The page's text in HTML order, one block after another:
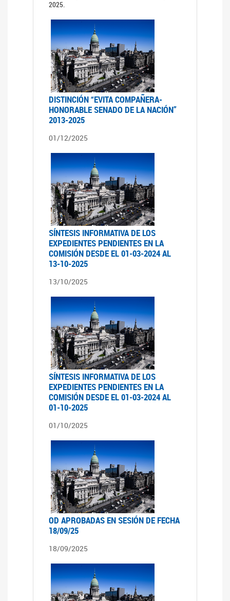
2025.
DISTINCIÓN “EVITA COMPAÑERA-
HONORABLE SENADO DE LA NACIÓN”
2013-2025
01/12/2025
SÍNTESIS INFORMATIVA DE LOS
EXPEDIENTES PENDIENTES EN LA
COMISIÓN DESDE EL 01-03-2024 AL
13-10-2025
13/10/2025
SÍNTESIS INFORMATIVA DE LOS
EXPEDIENTES PENDIENTES EN LA
COMISIÓN DESDE EL 01-03-2024 AL
01-10-2025
01/10/2025
OD APROBADAS EN SESIÓN DE FECHA
18/09/25
18/09/2025